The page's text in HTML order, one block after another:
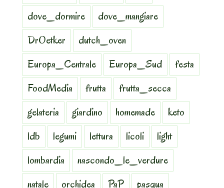
dove_dormire
dove_mangiare
DrOetker
dutch_oven
Europa_Centrale
Europa_Sud
festa
FoodMedia
frutta
frutta_secca
gelateria
giardino homemade
keto
ldb
legumi lettura licoli
light
lombardia
nascondo_le_verdure
natale
orchidea PaP pasqua